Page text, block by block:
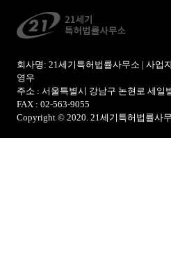
회사명: 21세기특허법률사무소 | 사업
영우
주소 : 서울특별시 강남구 논현로 세일
FAX : 02-563-9055
Copyright © 2020. 21세기특허법률사